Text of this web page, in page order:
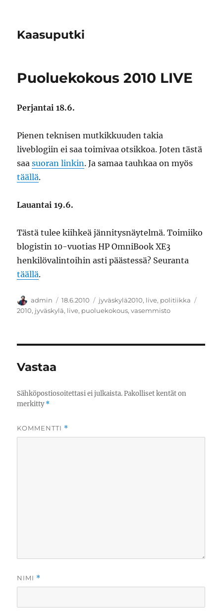
Kaasuputki
Puoluekokous 2010 LIVE
Perjantai 18.6.
Pienen teknisen mutkikkuuden takia
liveblogiin ei saa toimivaa otsikkoa. Joten tästä
saasuoran linkin. Ja samaa tauhkaa on myös
täällä.
Lauantai 19.6.
Tästä tulee kiihkeä jännitysnäytelmä. Toimiiko
blogistin 10-vuotias HP OmniBook XE3
henkilövalintoihin asti päästessä? Seuranta
täällä.
Kirjoittaja
admin Julkaistu
18.6.2010 Kategoriat
jyväskylä2010, live, politiikka
2010, jyväskylä, live, puoluekokous,vasemmisto
Vastaa
Sähköpostiosoitettasi ei julkaista. Pakolliset kentät on
merkitty*
KOMMENTTI *
NIMI *